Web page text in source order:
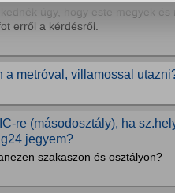
úgy, hogy este megyek és
erről a kérdésről.
a metróval, villamossal
re (másodosztály), ha
jegyem?
szakaszon és osztályon?